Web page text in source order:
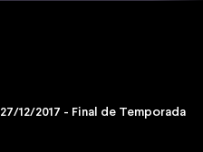
27/12/2017 - Final de Temporada